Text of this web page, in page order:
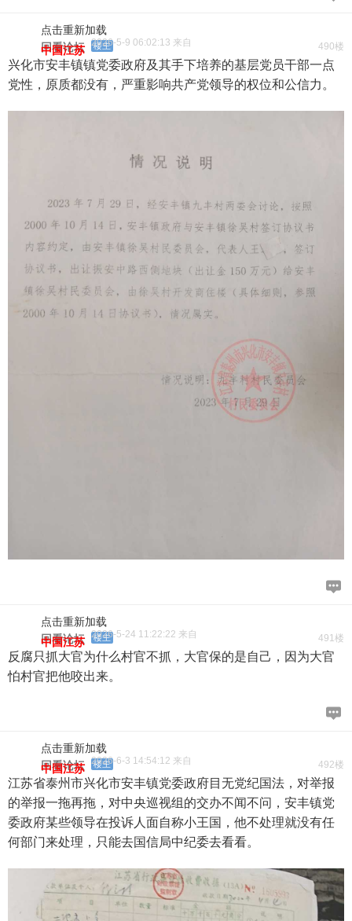
点击重新加载
490楼
回看论坛 楼主
2026-5-9 06:02:13 来自
中国江苏
兴化市安丰镇镇党委政府及其手下培养的基层党员干部一点
党性，原质都没有，严重影响共产党领导的权位和公信力。
点击重新加载
491楼
回看论坛 楼主
2026-5-24 11:22:22 来自
中国江苏
反腐只抓大官为什么村官不抓，大官保的是自己，因为大官
怕村官把他咬出来。
点击重新加载
492楼
回看论坛 楼主
2026-6-3 14:54:12 来自
中国江苏
江苏省泰州市兴化市安丰镇党委政府目无党纪国法，对举报
的举报一拖再拖，对中央巡视组的交办不闻不问，安丰镇党
委政府某些领导在投诉人面自称小王国，他不处理就没有任
何部门来处理，只能去国信局中纪委去看看。